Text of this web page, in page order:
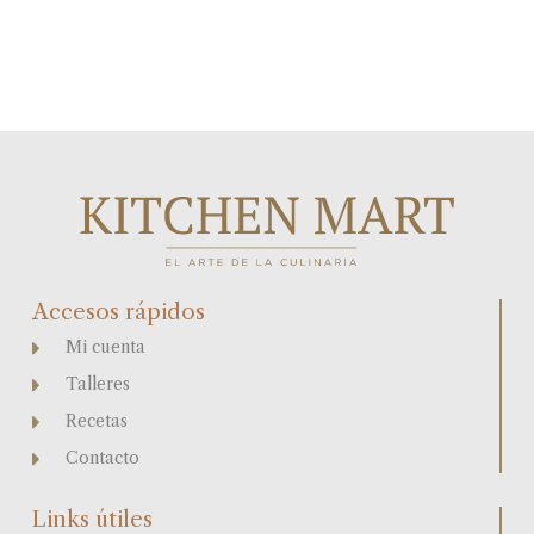
Accesos rápidos
Mi cuenta
Talleres
Recetas
Contacto
Links útiles